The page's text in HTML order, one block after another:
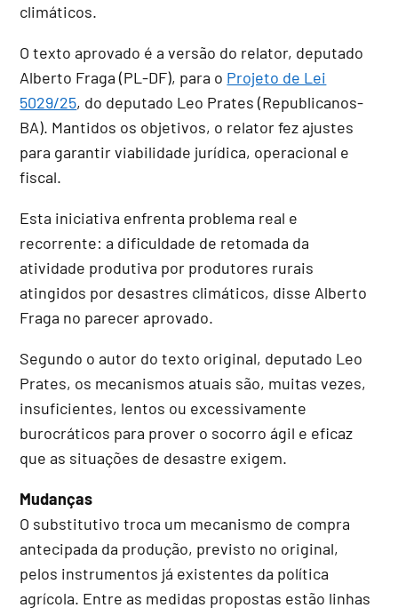
climáticos.
O texto aprovado é a versão do relator, deputado
Alberto Fraga (PL-DF), para o Projeto de Lei
5029/25, do deputado Leo Prates (Republicanos-
BA). Mantidos os objetivos, o relator fez ajustes
para garantir viabilidade jurídica, operacional e
fiscal.
Esta iniciativa enfrenta problema real e
recorrente: a dificuldade de retomada da
atividade produtiva por produtores rurais
atingidos por desastres climáticos, disse Alberto
Fraga no parecer aprovado.
Segundo o autor do texto original, deputado Leo
Prates, os mecanismos atuais são, muitas vezes,
insuficientes, lentos ou excessivamente
burocráticos para prover o socorro ágil e eficaz
que as situações de desastre exigem.
Mudanças
O substitutivo troca um mecanismo de compra
antecipada da produção, previsto no original,
pelos instrumentos já existentes da política
agrícola. Entre as medidas propostas estão linhas